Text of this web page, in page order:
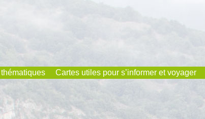
Cartes utiles pour s’informer et voyager